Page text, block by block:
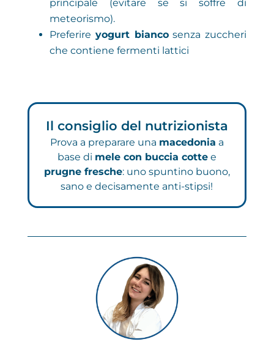
principale (evitare se si soffre di
meteorismo).
Preferire yogurt biancosenza zuccheri
che contiene fermenti lattici
Il consiglio del nutrizionista
Prova a preparare una macedonia a
base di mele con buccia cottee
prugne fresche: uno spuntino buono,
sano e decisamente anti-stipsi!